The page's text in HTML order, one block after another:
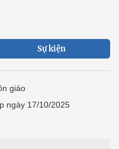
Sự kiện
giáo
ngày 17/10/2025